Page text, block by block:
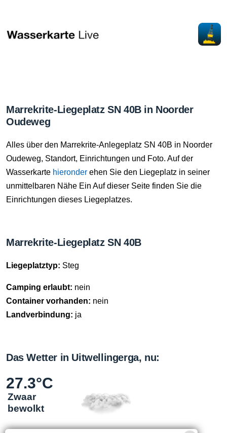
Marrekrite-Liegeplatz SN 40B in Noorder
Oudeweg
Alles über den Marrekrite-Anlegeplatz SN 40B in Noorder
Oudeweg, Standort, Einrichtungen und Foto. Auf der
Wasserkarte hieronder ehen Sie den Liegeplatz in seiner
unmittelbaren Nähe Ein Auf dieser Seite finden Sie die
Einrichtungen dieses Liegeplatzes.
Marrekrite-Liegeplatz SN 40B
Liegeplatztyp: Steg
Camping erlaubt: nein
Container vorhanden: nein
Landverbindung: ja
Das Wetter in Uitwellingerga, nu:
27.3°C
Zwaar
bewolkt